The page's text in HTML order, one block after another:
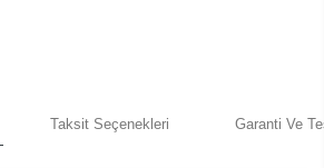
Taksit Seçenekleri Garanti Ve